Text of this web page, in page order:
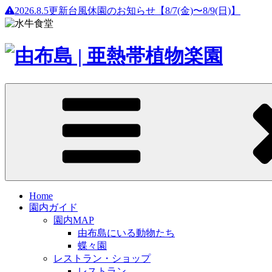
2026.8.5更新台風休園のお知らせ【8/7(金)〜8/9(日)】
Home
園内ガイド
園内MAP
由布島にいる動物たち
蝶々園
レストラン・ショップ